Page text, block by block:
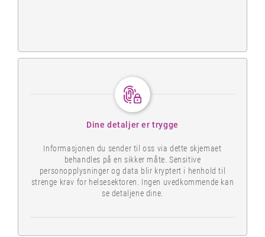
Dine detaljer er trygge
Informasjonen du sender til oss via dette skjemaet
behandles på en sikker måte. Sensitive
personopplysninger og data blir kryptert i henhold til
strenge krav for helsesektoren. Ingen uvedkommende kan
se detaljene dine.